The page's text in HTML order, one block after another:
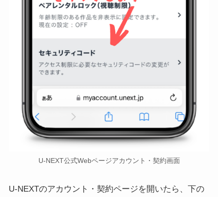
U-NEXT公式Webページアカウント・契約画面
U-NEXTのアカウント・契約ページを開いたら、下の